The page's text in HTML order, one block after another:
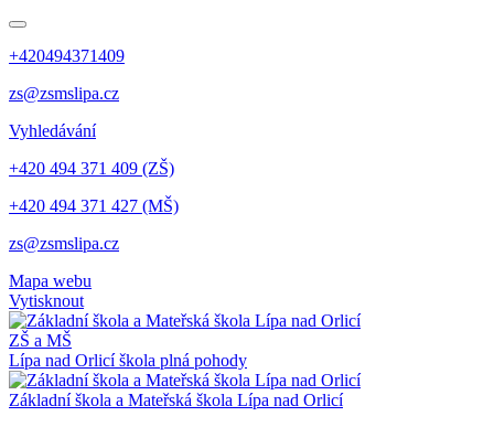
+420494371409
zs@zsmslipa.cz
Vyhledávání
+420 494 371 409 (ZŠ)
+420 494 371 427 (MŠ)
zs@zsmslipa.cz
Mapa webu
Vytisknout
ZŠ a MŠ
Lípa nad Orlicíškola plná pohody
Základní škola a Mateřská škola Lípa nad Orlicí